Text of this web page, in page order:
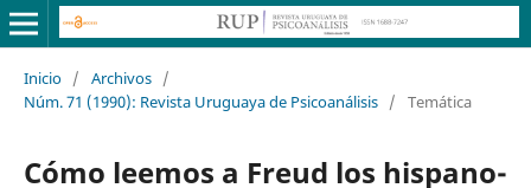
Inicio / Archivos /
Núm. 71 (1990): Revista Uruguaya de Psicoanálisis / Temática
Cómo leemos a Freud los hispano-